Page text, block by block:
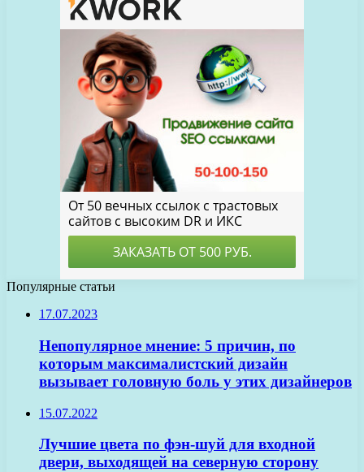
Популярные статьи
17.07.2023
Непопулярное мнение: 5 причин, по
которым максималистский дизайн
вызывает головную боль у этих дизайнеров
15.07.2022
Лучшие цвета по фэн-шуй для входной
двери, выходящей на северную сторону